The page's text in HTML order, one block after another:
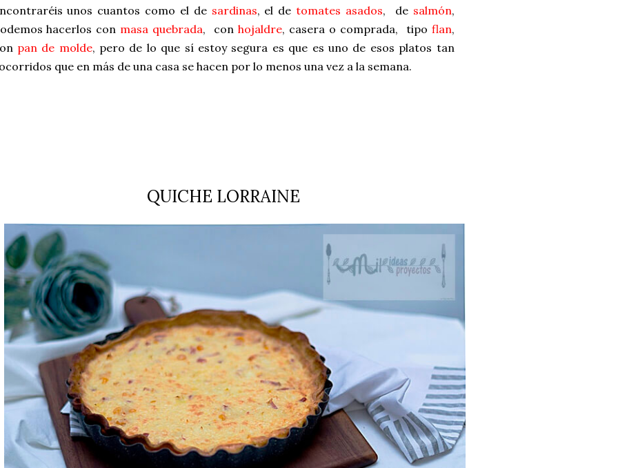
unos cuantos como el de sardinas, el detomates asados, de salmón,
hacerlos con masa quebrada, con hojaldre, casera o comprada, tipo flan,
pan de molde, pero de lo que sí estoy segura es que es uno de esos platos tan
que en más de una casa se hacen por lo menos una vez a la semana.
QUICHE LORRAINE